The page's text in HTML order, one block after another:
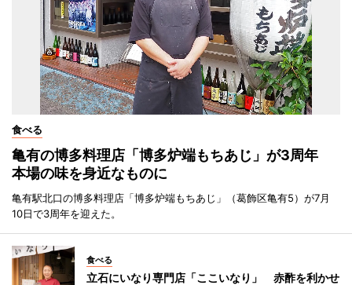
食べる
亀有の博多料理店「博多炉端もちあじ」が3周年
本場の味を身近なものに
亀有駅北口の博多料理店「博多炉端もちあじ」（葛飾区亀有5）が7月
10日で3周年を迎えた。
食べる
立石にいなり専門店「ここいなり」 赤酢を利かせ